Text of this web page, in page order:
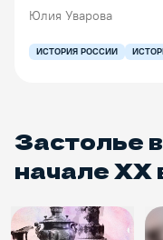
Юлия Уварова
ИСТОРИЯ РОССИИ
Застолье
начале ХХ